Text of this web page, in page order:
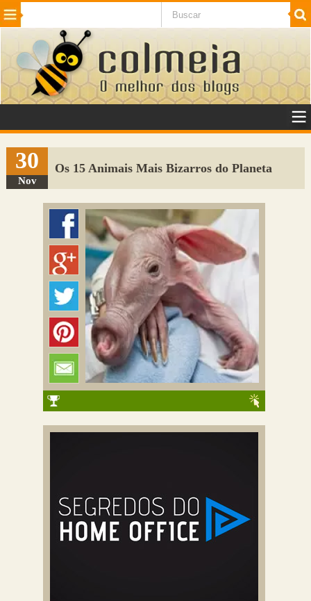
Beleza Cinema e TV
Internet Jogos NotÃ­cias SaÃºde
VeÃ­culos Adulto
Sugerir Link
Adicionar Blog
Colmeia Exchange
Perguntas Frequentes
30
Nov
Os 15 Animais Mais Bizarros do Planeta